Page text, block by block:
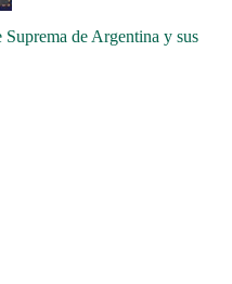
de Argentina y sus